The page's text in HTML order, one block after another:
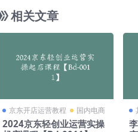
相关文章
京东开店运营教程 国内电商
2024京东轻创业运营实操